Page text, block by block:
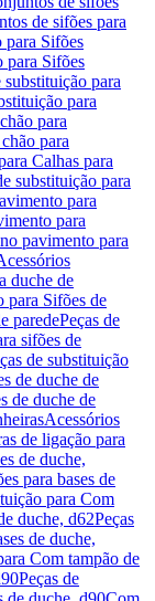
de sifões para
para Sifões
para Sifões
substituição para
para
para
para
Calhas para
substituição para
para
para
pavimento para
duche de
para Sifões de
paredePeças de
sifões de
de substituição
de duche de
de duche de
Acessórios
de ligação para
de duche,
para bases de
para Com
duche, d62Peças
de duche,
Com tampão de
Peças de